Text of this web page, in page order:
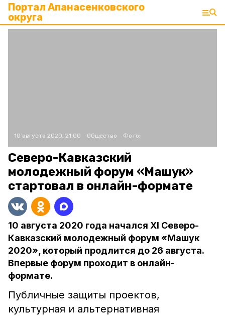
Портал Апанасенковского
округа
10 августа 2020, 21:00 Общество Фото:
Северо-Кавказский
молодежный форум «Машук»
стартовал в онлайн-формате
10 августа 2020 года начался XI Северо-
Кавказский молодежный форум «Машук
2020», который продлится до 26 августа.
Впервые форум проходит в онлайн-
формате.
Публичные защиты проектов,
культурная и альтернативная